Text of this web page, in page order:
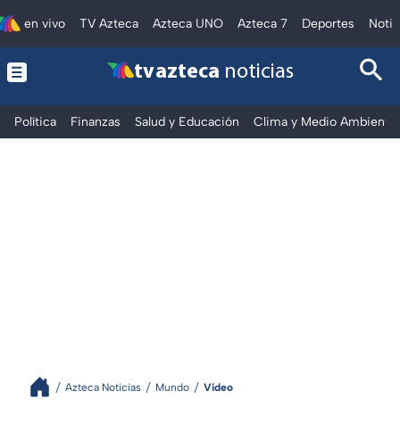
en vivo TV Azteca Azteca UNO Azteca 7 Deportes
tv azteca noticias
Política Finanzas Salud y Educación Clima y Medio Ambiente
Azteca Noticias Mundo Video